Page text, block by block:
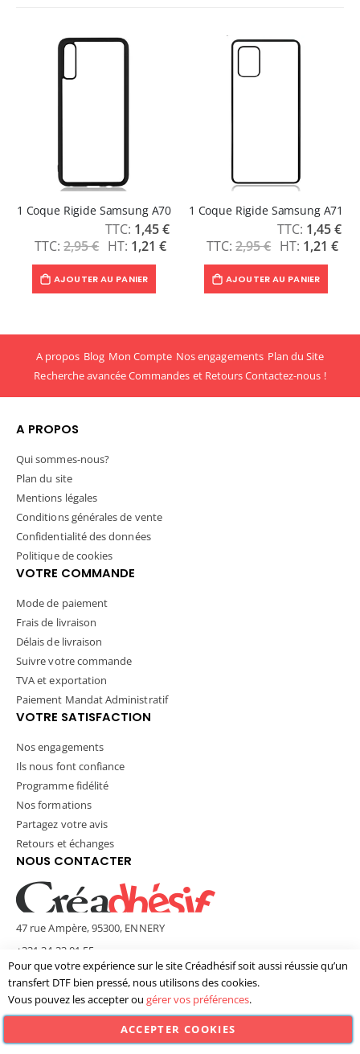
1 Coque Rigide Samsung A70
2,95 €
Prix
Spécial
1,45 €
1,21 €
AJOUTER AU PANIER
1 Coque Rigide Samsung A71
2,95 €
Prix
Spécial
1,45 €
1,21 €
AJOUTER AU PANIER
A propos Blog Mon Compte Nos engagements Plan du Site
Recherche avancéeCommandes et RetoursContactez-nous !
A PROPOS
Qui sommes-nous?
Plan du site
Mentions légales
Conditions générales de vente
Confidentialité des données
Politique de cookies
VOTRE COMMANDE
Mode de paiement
Frais de livraison
Délais de livraison
Suivre votre commande
TVA et exportation
Paiement Mandat Administratif
VOTRE SATISFACTION
Nos engagements
Ils nous font confiance
Programme fidélité
Nos formations
Partagez votre avis
Retours et échanges
NOUS CONTACTER
47 rue Ampère, 95300, ENNERY
+331 34 33 01 55
contact@creadhesif.com
Lun - Ven / 9h30 - 12h00 & 14h00 - 17h00
© Créadhésif 2025. Tous Droits Réservés.
Pour que votre expérience sur le site Créadhésif soit aussi réussie qu’un
transfert DTF bien pressé, nous utilisons des cookies.
Vous pouvez les accepter ou gérer vos préférences.
ACCEPTER COOKIES